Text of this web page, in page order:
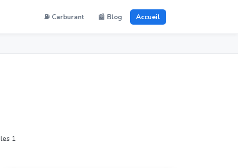
⛽ Carburant 📰 Blog Accueil
1